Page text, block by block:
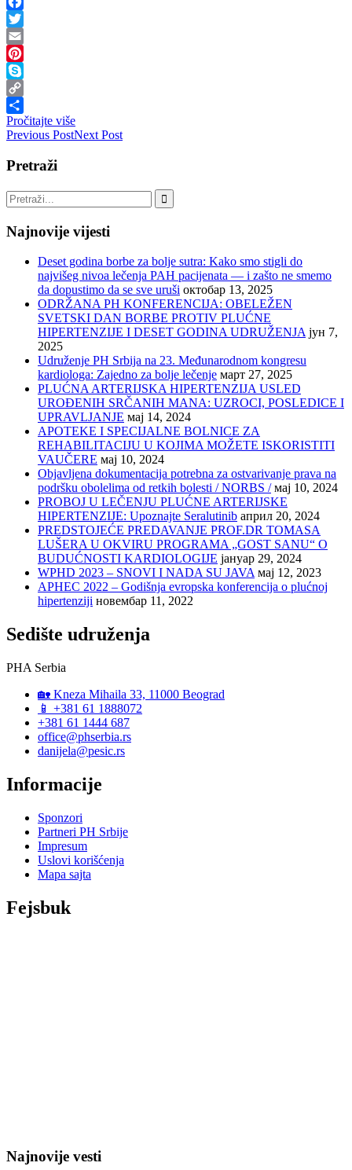
Facebook
Twitter
Email
Pinterest
Skype
Copy
Link
Share
Pročitajte više
Previous PostNext Post
Pretraži
Najnovije vijesti
Deset godina borbe za bolje sutra: Kako smo stigli do
najvišeg nivoa lečenja PAH pacijenata — i zašto ne smemo
da dopustimo da se sve uruši октобар 13, 2025
ODRŽANA PH KONFERENCIJA: OBELEŽEN
SVETSKI DAN BORBE PROTIV PLUĆNE
HIPERTENZIJE I DESET GODINA UDRUŽENJA јун 7,
2025
Udruženje PH Srbija na 23. Međunarodnom kongresu
kardiologa: Zajedno za bolje lečenje март 27, 2025
PLUĆNA ARTERIJSKA HIPERTENZIJA USLED
UROĐENIH SRČANIH MANA: UZROCI, POSLEDICE I
UPRAVLJANJE мај 14, 2024
APOTEKE I SPECIJALNE BOLNICE ZA
REHABILITACIJU U KOJIMA MOŽETE ISKORISTITI
VAUČERE мај 10, 2024
Objavljena dokumentacija potrebna za ostvarivanje prava na
podršku obolelima od retkih bolesti / NORBS / мај 10, 2024
PROBOJ U LEČENJU PLUĆNE ARTERIJSKE
HIPERTENZIJE: Upoznajte Seralutinib април 20, 2024
PREDSTOJEĆE PREDAVANJE PROF.DR TOMASA
LUŠERA U OKVIRU PROGRAMA „GOST SANU“ O
BUDUĆNOSTI KARDIOLOGIJE јануар 29, 2024
WPHD 2023 – SNOVI I NADA SU JAVA мај 12, 2023
APHEC 2022 – Godišnja evropska konferencija o plućnoj
hipertenziji новембар 11, 2022
Sedište udruženja
PHA Serbia
🏡 Kneza Mihaila 33, 11000 Beograd
📱 +381 61 1888072
+381 61 1444 687
office@phserbia.rs
danijela@pesic.rs
Informacije
Sponzori
Partneri PH Srbije
Impresum
Uslovi korišćenja
Mapa sajta
Fejsbuk
Najnovije vesti